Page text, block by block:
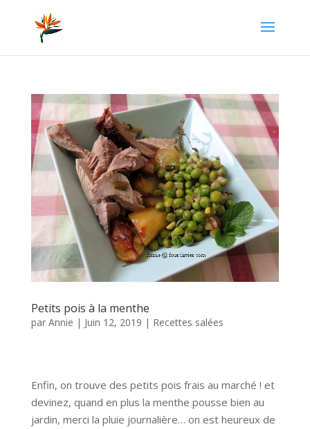
Petits pois à la menthe
par Annie | Juin 12, 2019 | Recettes salées
Enfin, on trouve des petits pois frais au marché ! et
devinez, quand en plus la menthe pousse bien au
jardin, merci la pluie journalière… on est heureux de